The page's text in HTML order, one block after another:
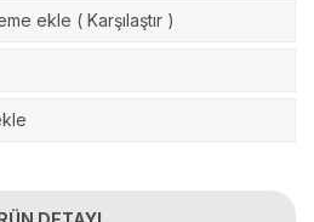
ekle ( Karşılaştır )